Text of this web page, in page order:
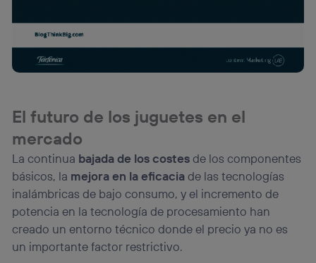
El futuro de los juguetes en el
mercado
La continua bajada de los costesde los componentes
básicos, la mejora en la eficaciade las tecnologías
inalámbricas de bajo consumo, y el incremento de
potencia en la tecnología de procesamiento han
creado un entorno técnico donde el precio ya no es
un importante factor restrictivo.